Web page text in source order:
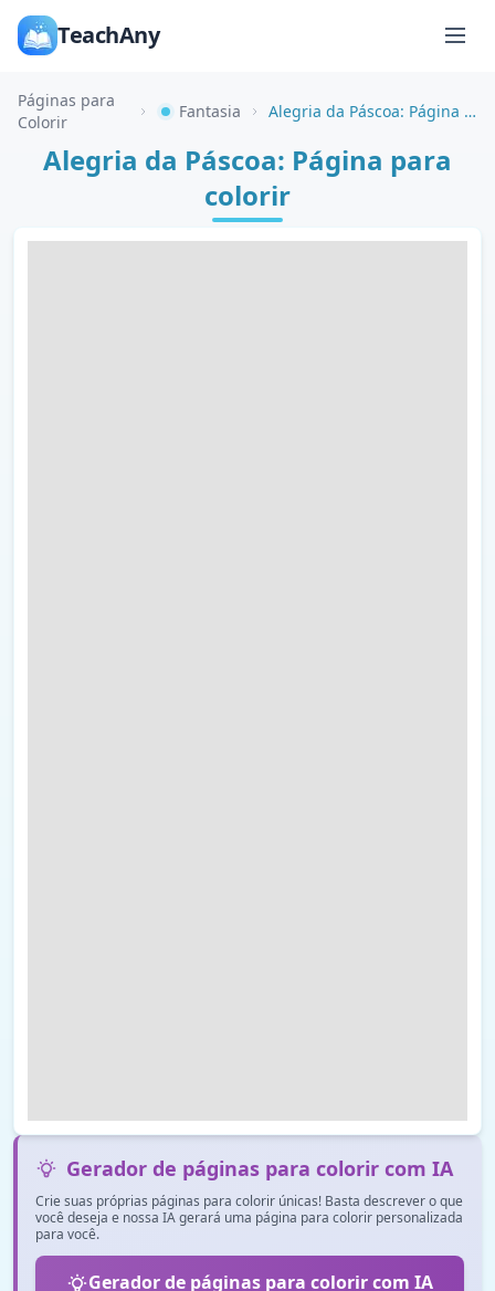
TeachAny
Páginas para
Colorir
Fantasia Alegria da Páscoa: Página para colorir
Alegria da Páscoa: Página para
colorir
Gerador de páginas para colorir com IA
Crie suas próprias páginas para colorir únicas! Basta descrever o que
você deseja e nossa IA gerará uma página para colorir personalizada
para você.
Gerador de páginas para colorir com IA